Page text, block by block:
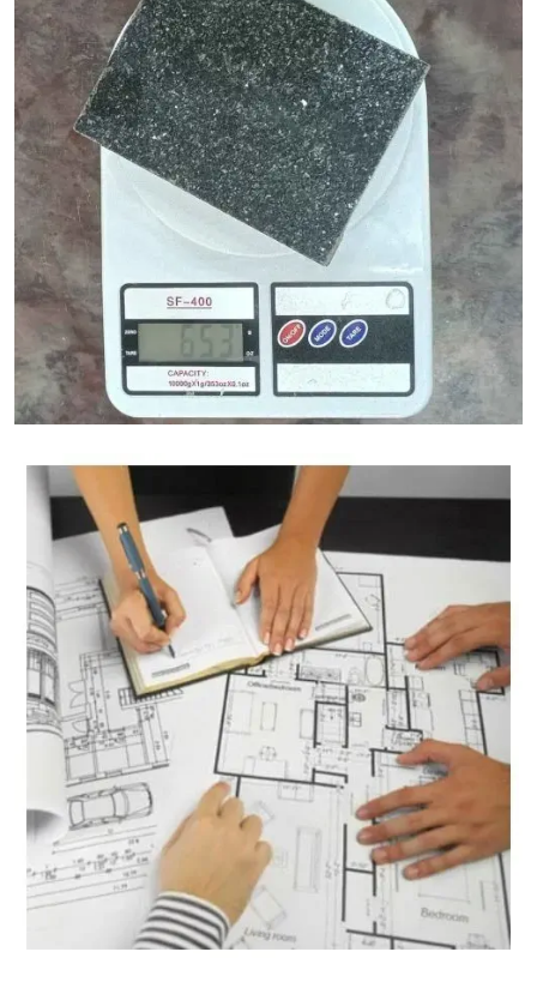
Calculateur de Poids du Granit